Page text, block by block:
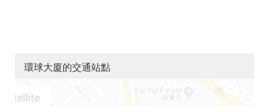
環球大廈的交通站點